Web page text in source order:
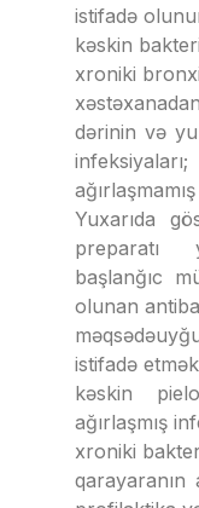
istifadə
kəskin
xroniki
dərinin və
infeksiyaları;
Yuxarıda
preparatı
başlanğıc
olunan
istifadə etmək
kəskin
ağırlaşmış
xroniki
qarayaranın